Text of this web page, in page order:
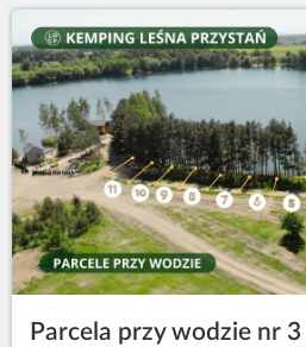
Parcela przy wodzie nr 3